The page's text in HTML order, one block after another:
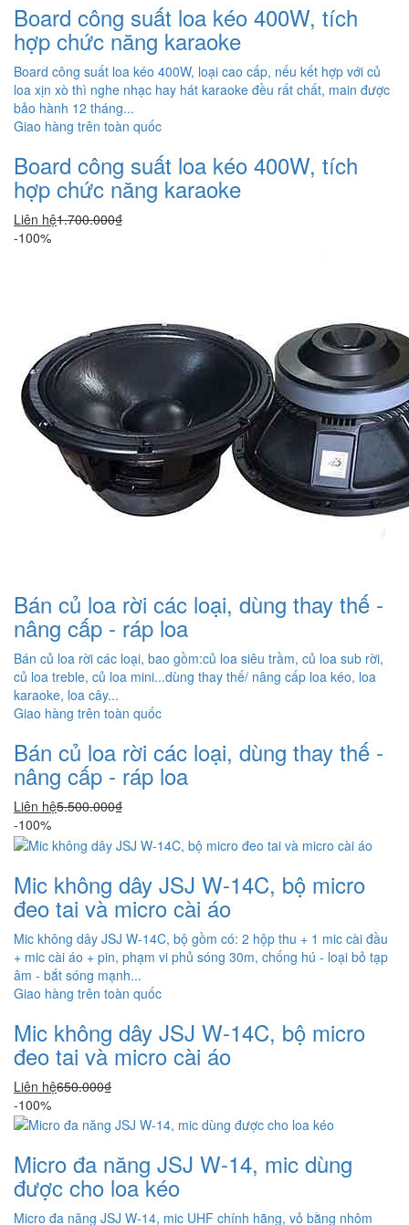
Board công suất loa kéo 400W, tích
hợp chức năng karaoke
Board công suất loa kéo 400W, loại cao cấp, nếu kết hợp với củ
loa xịn xò thì nghe nhạc hay hát karaoke đều rất chất, main được
bảo hành 12 tháng...
Giao hàng trên toàn quốc
Board công suất loa kéo 400W, tích
hợp chức năng karaoke
Liên hệ1.700.000₫
-100%
Bán củ loa rời các loại, dùng thay thế -
nâng cấp - ráp loa
Bán củ loa rời các loại, bao gồm:củ loa siêu trầm, củ loa sub rời,
củ loa treble, củ loa mini...dùng thay thế/ nâng cấp loa kéo, loa
karaoke, loa cây...
Giao hàng trên toàn quốc
Bán củ loa rời các loại, dùng thay thế -
nâng cấp - ráp loa
Liên hệ5.500.000₫
-100%
Mic không dây JSJ W-14C, bộ micro
đeo tai và micro cài áo
Mic không dây JSJ W-14C, bộ gồm có: 2 hộp thu + 1 mic cài đầu
+ mic cài áo + pin, phạm vi phủ sóng 30m, chống hú - loại bỏ tạp
âm - bắt sóng mạnh...
Giao hàng trên toàn quốc
Mic không dây JSJ W-14C, bộ micro
đeo tai và micro cài áo
Liên hệ650.000₫
-100%
Micro đa năng JSJ W-14, mic dùng
được cho loa kéo
Micro đa năng JSJ W-14, mic UHF chính hãng, vỏ bằng nhôm